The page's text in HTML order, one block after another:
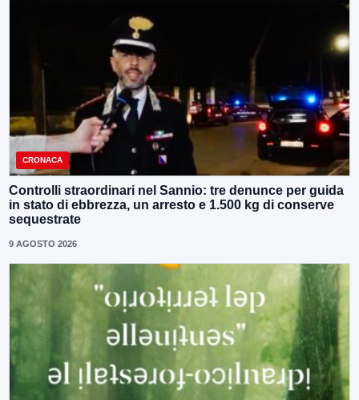
CRONACA
Controlli straordinari nel Sannio: tre denunce per guida
in stato di ebbrezza, un arresto e 1.500 kg di conserve
sequestrate
9 AGOSTO 2026